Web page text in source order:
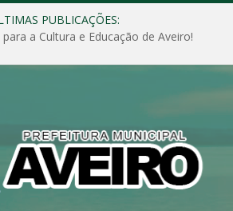
PUBLICAÇÕES:
a Cultura e Educação de Aveiro!